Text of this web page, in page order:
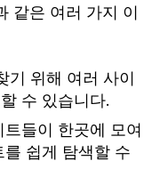
같은 여러 가지 이
기 위해 여러 사이
수 있습니다.
들이 한곳에 모여
쉽게 탐색할 수